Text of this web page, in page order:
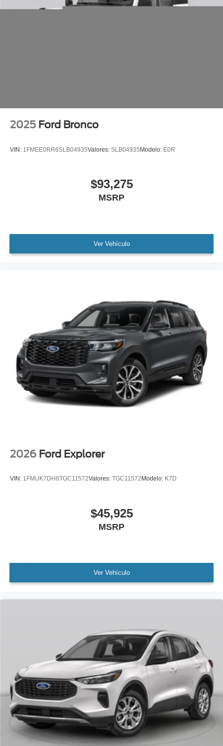
2025 Ford Bronco
VIN: 1FMEE0RR6SLB04935Valores: SLB04935Modelo: E0R
$93,275
MSRP
Ver Vehículo
2026 Ford Explorer
VIN: 1FMUK7DH8TGC11572Valores: TGC11572 Modelo: K7D
$45,925
MSRP
Ver Vehículo